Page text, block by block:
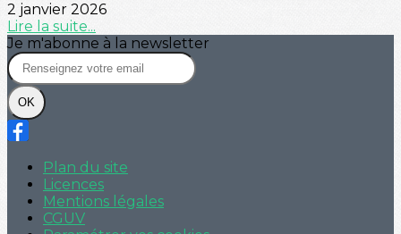
2 janvier 2026
Lire la suite...
Je m'abonne à la newsletter
OK
Plan du site
Licences
Mentions légales
CGUV